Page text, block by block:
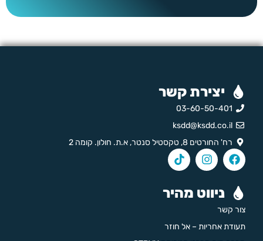
יצירת קשר
03-60-50-401
ksdd@ksdd.co.il
רח' החורטים 8, טקסטיל סנטר, א.ת. חולון. קומה 2
ניווט מהיר
צור קשר
תעודת אחריות – אל חוזר